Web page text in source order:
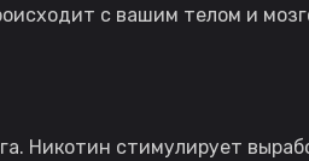
с вашим телом и
Никотин стимулирует